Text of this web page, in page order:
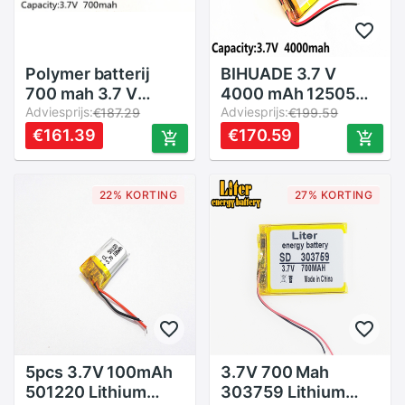
Polymer batterij
700 mah 3.7 V
603035 smart
home Li-Ion batterij
voor dvr GPS mp3
Adviesprijs:€187.29
€161.39
BIHUADE 3.7 V
4000 mAh 125054
lithium polymeer
batterij MP3 MP4
navigatie-
speelgoed
Adviesprijs:€199.59
€170.59
22% KORTING
5pcs 3.7V 100mAh
501220 Lithium
27% KORTING
3.7V 700 Mah
303759 Lithium